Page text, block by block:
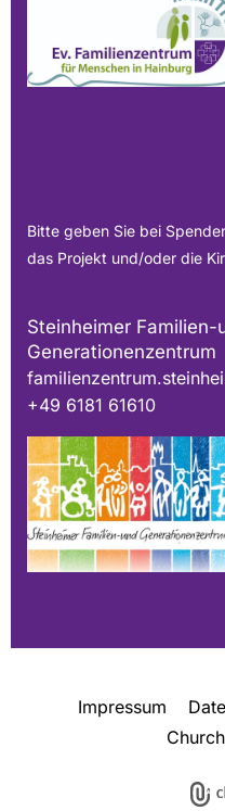
Bitte geben Sie bei
das Projekt und/oder die
Steinheimer Familien-
Generationenzentrum
+49 6181 61610
Impressum